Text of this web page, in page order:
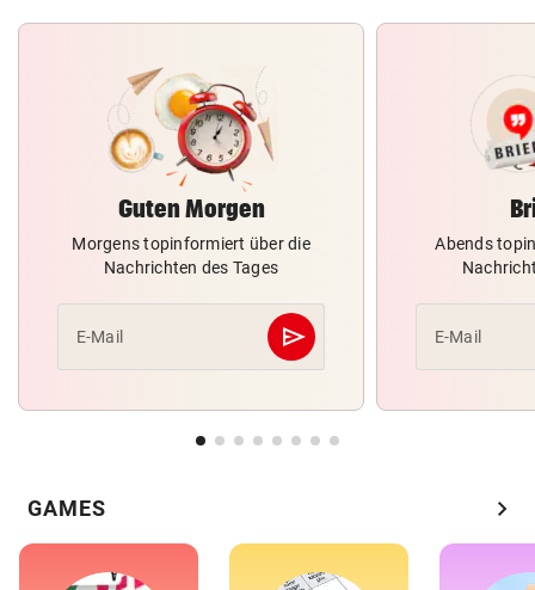
Guten Morgen
Morgens topinformiert über die
Nachrichten des Tages
E-Mail send
Abschicken
Abends
E-Mail
GAMES chevron_right